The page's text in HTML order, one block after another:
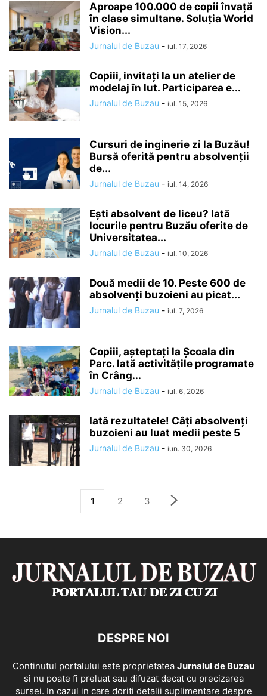
Aproape 100.000 de copii învață
în clase simultane. Soluția World
Vision...
Jurnalul de Buzau - iul. 17, 2026
Copiii, invitați la un atelier de
modelaj în lut. Participarea e...
Jurnalul de Buzau - iul. 15, 2026
Cursuri de inginerie zi la Buzău!
Bursă oferită pentru absolvenții
de...
Jurnalul de Buzau - iul. 14, 2026
Ești absolvent de liceu? Iată
locurile pentru Buzău oferite de
Universitatea...
Jurnalul de Buzau - iul. 10, 2026
Două medii de 10. Peste 600 de
absolvenți buzoieni au picat...
Jurnalul de Buzau - iul. 7, 2026
Copiii, așteptați la Școala din
Parc. Iată activitățile programate
în Crâng...
Jurnalul de Buzau - iul. 6, 2026
Iată rezultatele! Câți absolvenți
buzoieni au luat medii peste 5
Jurnalul de Buzau - iun. 30, 2026
1 2 3
DESPRE NOI
Continutul portalului este proprietatea Jurnalul de Buzau
si nu poate fi preluat sau difuzat decat cu precizarea
sursei. In cazul in care doriti detalii suplimentare despre